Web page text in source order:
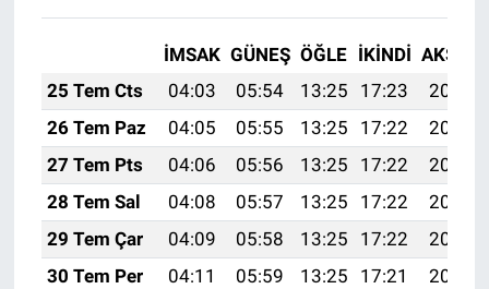
İMSAK GÜNEŞ ÖĞLE İKINDI AKŞAM
25 Tem Cts
04:03 05:54 13:25 17:23
20:47
26 Tem Paz
04:05 05:55 13:25 17:22
20:46
27 Tem Pts
04:06 05:56 13:25 17:22
20:45
28 Tem Sal
04:08 05:57 13:25 17:22
20:44
29 Tem Çar
04:09 05:58 13:25 17:22
20:43
30 Tem Per
04:11 05:59 13:25 17:21
20:42